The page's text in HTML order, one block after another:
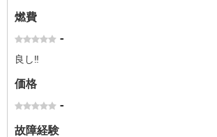
燃費
-
良し‼️
価格
-
故障経験